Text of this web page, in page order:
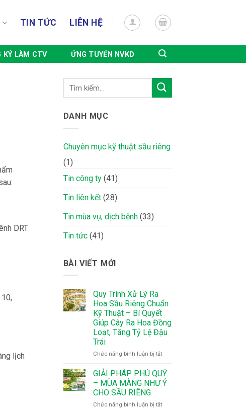
TIN TỨC LIÊN HỆ
KÝ LÀM CTV ỨNG TUYỂN NVKD
DRT
lịch
DANH MỤC
Chuyên mục kỹ thuật sầu riêng
(1)
Tin công ty(41)
Tin liên kết(28)
Tin mùa vụ, dịch bệnh(33)
Tin tức(41)
BÀI VIẾT MỚI
Quy Trình Xử Lý Ra
Hoa Sầu Riêng Chuẩn
Kỹ Thuật – Bí Quyết
Giúp Cây Ra Hoa Đồng
Loạt, Tăng Tỷ Lệ Đậu
Trái
Chức năng bình luận bị tắtở
Trình
Xử
Lý
Hoa
GIẢI PHÁP PHÚ QUÝ
– MÙA MÀNG NHƯ Ý
CHO SẦU RIÊNG
Chức năng bình luận bị tắtở